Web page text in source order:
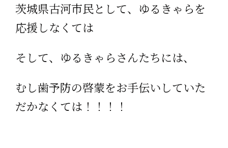
茨城県古河市民として、ゆるきゃらを
応援しなくては
そして、ゆるきゃらさんたちには、
むし歯予防の啓蒙をお手伝いしていた
だかなくては！！！！